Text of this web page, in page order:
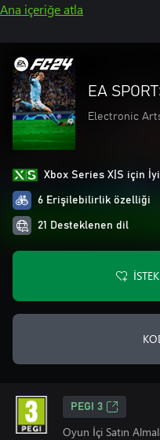
Ana içeriğe atla
EA
Electronic
Xbox Series X|S için
6 Erişilebilirlik özelliği
21 Desteklenen dil
PEGI 3
Oyun İçi Satın